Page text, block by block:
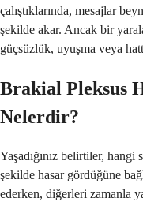
çalıştıklarında, mesajlar
şekilde akar. Ancak bir
güçsüzlük, uyuşma veya
Brakial Pleksus
Nelerdir?
Yaşadığınız belirtiler,
şekilde hasar gördüğüne
ederken, diğerleri zamanla